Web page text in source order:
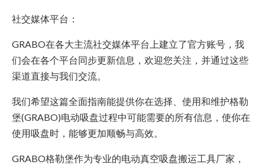
社交媒体平台：
GRABO在各大主流社交媒体平台上建立了官方账号，我
们会在各个平台同步更新信息，欢迎您关注，并通过这些
渠道直接与我们交流。
我们希望这篇全面指南能提供你在选择、使用和维护格勒
堡(GRABO)电动吸盘过程中可能需要的所有信息，使你在
使用吸盘时，能够更加顺畅与高效。
GRABO格勒堡作为专业的电动真空吸盘搬运工具厂家，